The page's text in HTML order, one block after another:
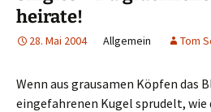
heirate!
28. Mai 2004 Allgemein Tom
Wenn aus grausamen Köpfen das
eingefahrenen Kugel sprudelt, wie